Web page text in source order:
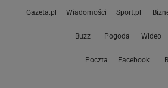
Gazeta.pl Wiadomości Sport.pl
Buzz Pogoda Wideo
Poczta Facebook